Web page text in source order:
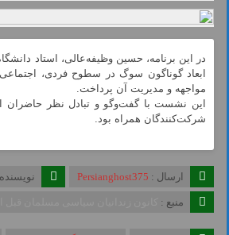
در این برنامه، حسین وظیفه‌عالی، استاد
ابعاد گوناگون سوگ در سطوح فردی،
مواجهه و مدیریت آن پرداخت.
این نشست با گفت‌وگو و تبادل نظر حاضران
شرکت‌کنندگان همراه بود.
ارسال : Persianghost375
منبع :